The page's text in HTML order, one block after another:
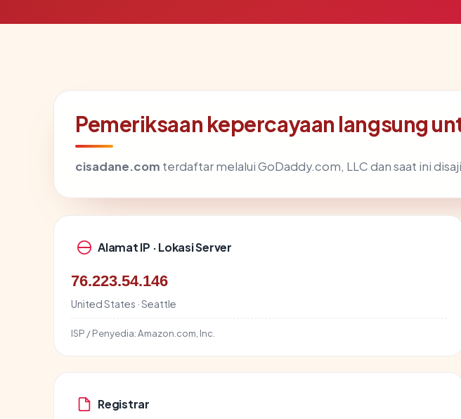
Pemeriksaan kepercayaan langsung
cisadane.com terdaftar melalui GoDaddy.com, LLC dan saat ini
Alamat IP · Lokasi Server
76.223.54.146
United States · Seattle
ISP / Penyedia:Amazon.com, Inc.
Registrar